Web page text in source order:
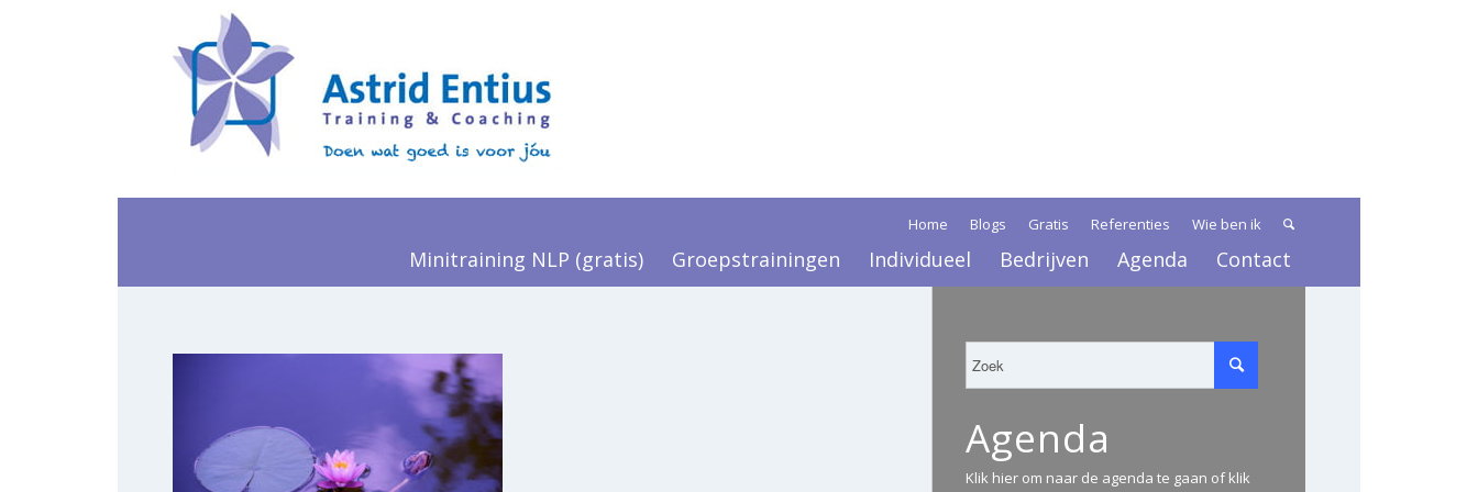
Home Blogs Gratis Referenties Wie ben ik
Minitraining NLP (gratis) Groepstrainingen Individueel Bedrijven Agenda Contact
Agenda
Klik hier om naar de agenda te gaan of klik